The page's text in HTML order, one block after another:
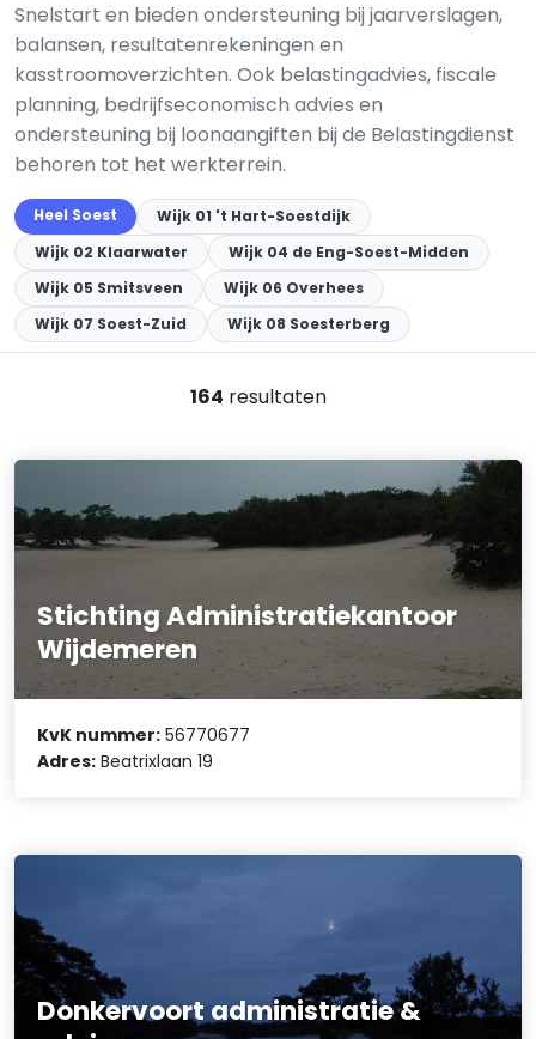
Snelstart en bieden ondersteuning bij jaarverslagen,
balansen, resultatenrekeningen en
kasstroomoverzichten. Ook belastingadvies, fiscale
planning, bedrijfseconomisch advies en
ondersteuning bij loonaangiften bij de Belastingdienst
behoren tot het werkterrein.
Heel Soest
Wijk 01 't Hart-Soestdijk
Wijk 02 Klaarwater
Wijk 04 de Eng-Soest-Midden
Wijk 05 Smitsveen
Wijk 06 Overhees
Wijk 07 Soest-Zuid
Wijk 08 Soesterberg
164 resultaten
Stichting Administratiekantoor
Wijdemeren
KvK nummer: 56770677
Adres: Beatrixlaan 19
Donkervoort administratie &